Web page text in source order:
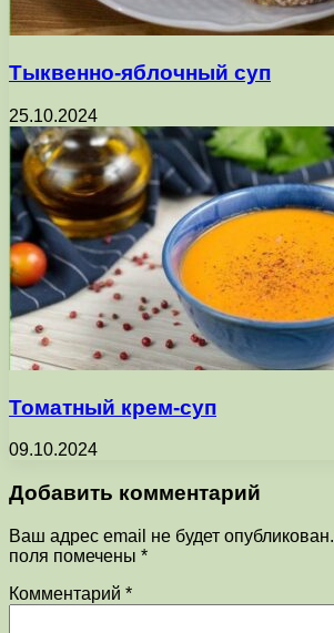
Тыквенно-яблочный суп
25.10.2024
Томатный крем-суп
09.10.2024
Добавить комментарий
Ваш адрес email не будет опубликован.
поля помечены *
Комментарий *